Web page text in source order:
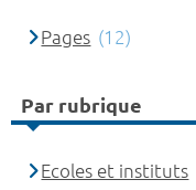
Pages (12)
Par rubrique
Ecoles et instituts